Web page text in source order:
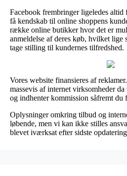
Facebook frembringer ligeledes altid
få kendskab til online shoppens
række online butikker hvor det er
anmeldelse af deres køb, hvilket lige
tage stilling til kundernes tilfredshed.
Vores website finansieres af
massevis af internet virksomheder
og indhenter kommission såfremt du
Oplysninger omkring tilbud og
løbende, men vi kan ikke stilles
blevet iværksat efter sidste